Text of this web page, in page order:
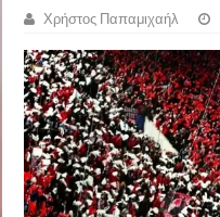
Χρήστος Παπαμιχαήλ